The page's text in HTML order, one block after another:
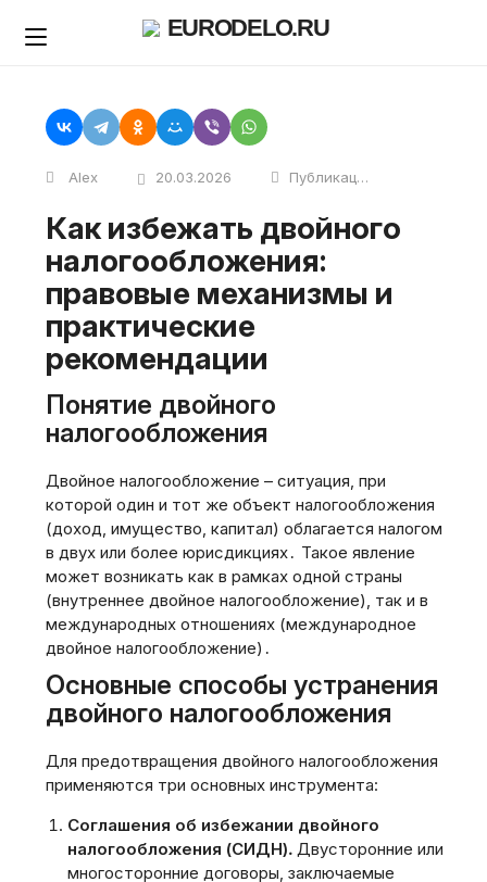
EURODELO.RU
Alex 20.03.2026 Публикации
Как избежать двойного
налогообложения:
правовые механизмы и
практические
рекомендации
Понятие двойного
налогообложения
Двойное налогообложение – ситуация‚ при
которой один и тот же объект налогообложения
(доход‚ имущество‚ капитал) облагается налогом
в двух или более юрисдикциях․ Такое явление
может возникать как в рамках одной страны
(внутреннее двойное налогообложение)‚ так и в
международных отношениях (международное
двойное налогообложение)․
Основные способы устранения
двойного налогообложения
Для предотвращения двойного налогообложения
применяются три основных инструмента:
Соглашения об избежании двойного
налогообложения (СИДН)․ Двусторонние или
многосторонние договоры‚ заключаемые